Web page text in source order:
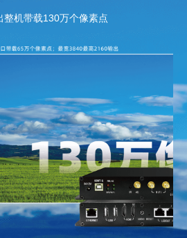
整机带载130万个像素点